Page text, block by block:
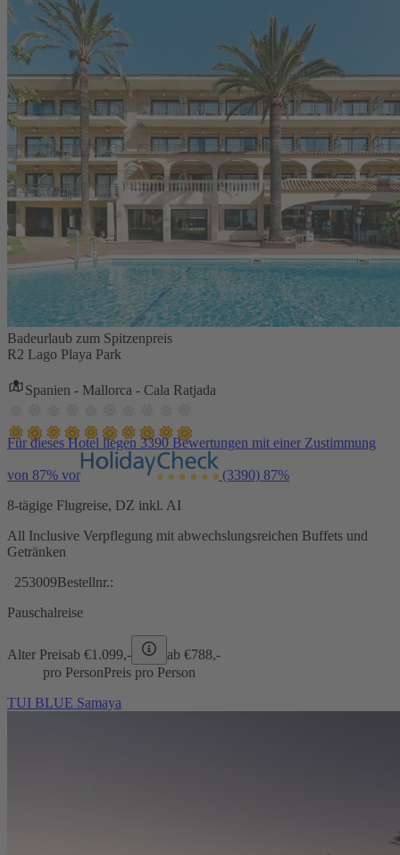
Badeurlaub zum Spitzenpreis
R2 Lago Playa Park
Spanien - Mallorca - Cala Ratjada
Für dieses Hotel liegen 3390 Bewertungen mit einer Zustimmung
von 87% vor (3390) 87%
8-tägige Flugreise, DZ inkl. AI
All Inclusive Verpflegung mit abwechslungsreichen Buffets und
Getränken
253009Bestellnr.:
Pauschalreise
Alter Preisab €1.099,- ab €788,-
pro PersonPreis pro Person
TUI BLUE Samaya